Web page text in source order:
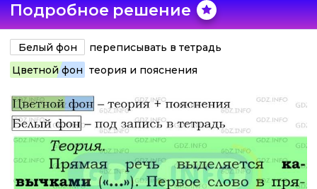
Подробное решение
Белый фон
переписывать в тетрадь
Цветной фон теория и пояснения